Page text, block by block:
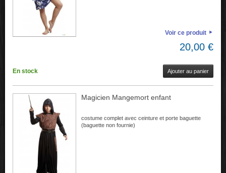
Voir ce produit
20,00 €
En stock Ajouter au panier
Magicien Mangemort enfant
costume complet avec ceinture et porte baguette
(baguette non fournie)